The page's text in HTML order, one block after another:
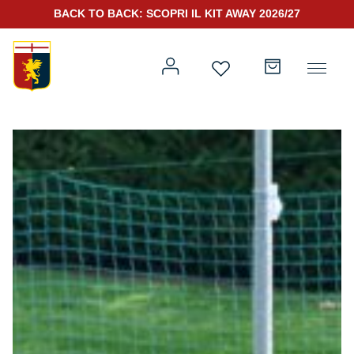
Prima squadra
Prima squadra
Genoa for Special
Kit Gara 2026/27
Training
Rappresentanza
Kit Gara 25/26
BACK TO BACK: SCOPRI IL KIT AWAY 2026/27